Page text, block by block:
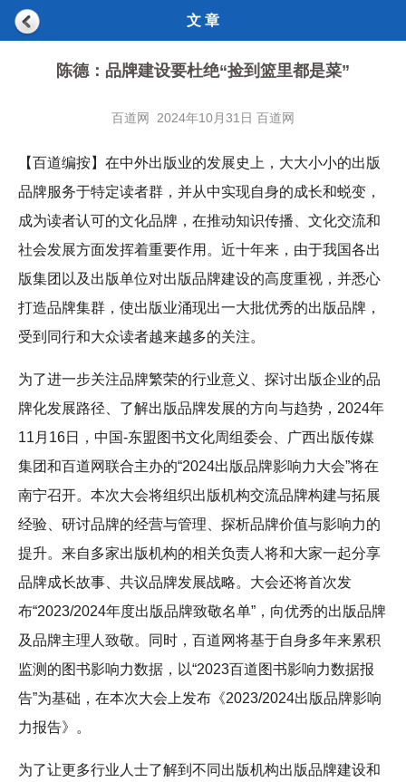
文 章
陈德：品牌建设要杜绝“捡到篮里都是菜”
百道网 2024年10月31日 百道网
【百道编按】在中外出版业的发展史上，大大小小的出版
品牌服务于特定读者群，并从中实现自身的成长和蜕变，
成为读者认可的文化品牌，在推动知识传播、文化交流和
社会发展方面发挥着重要作用。近十年来，由于我国各出
版集团以及出版单位对出版品牌建设的高度重视，并悉心
打造品牌集群，使出版业涌现出一大批优秀的出版品牌，
受到同行和大众读者越来越多的关注。
为了进一步关注品牌繁荣的行业意义、探讨出版企业的品
牌化发展路径、了解出版品牌发展的方向与趋势，2024年
11月16日，中国-东盟图书文化周组委会、广西出版传媒
集团和百道网联合主办的“2024出版品牌影响力大会”将在
南宁召开。本次大会将组织出版机构交流品牌构建与拓展
经验、研讨品牌的经营与管理、探析品牌价值与影响力的
提升。来自多家出版机构的相关负责人将和大家一起分享
品牌成长故事、共议品牌发展战略。大会还将首次发
布“2023/2024年度出版品牌致敬名单”，向优秀的出版品牌
及品牌主理人致敬。同时，百道网将基于自身多年来累积
监测的图书影响力数据，以“2023百道图书影响力数据报
告”为基础，在本次大会上发布《2023/2024出版品牌影响
力报告》。
为了让更多行业人士了解到不同出版机构出版品牌建设和